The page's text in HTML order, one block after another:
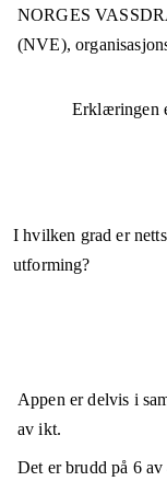
NORGES
(NVE),
Erklæringen
I hvilken grad er
utforming?
Appen erdelvis i
av ikt.
Det er brudd på 6av